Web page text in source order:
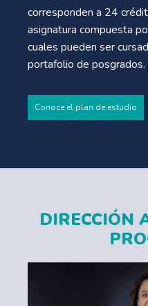
corresponden a 24
asignatura compuesta
cuales pueden ser
portafolio de posgrados.
Conoce el plan de estudio
DIRECCIÓN